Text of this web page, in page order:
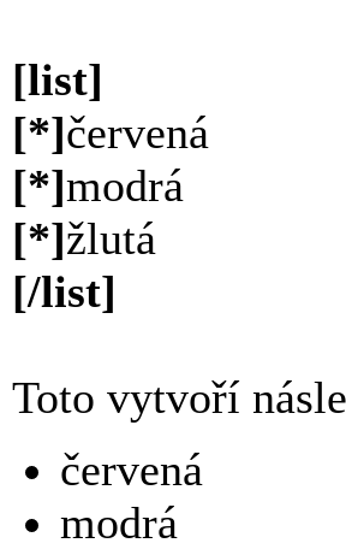
[list]
[*]červená
[*]modrá
[*]žlutá
[/list]
Toto vytvoří
červená
modrá